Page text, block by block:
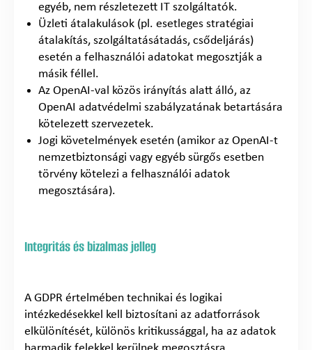
egyéb, nem részletezett IT szolgáltatók.
Üzleti átalakulások (pl. esetleges stratégiai
átalakítás, szolgáltatásátadás, csődeljárás)
esetén a felhasználói adatokat megosztják a
másik féllel.
Az OpenAI-val közös irányítás alatt álló, az
OpenAI adatvédelmi szabályzatának betartására
kötelezett szervezetek.
Jogi követelmények esetén (amikor az OpenAI-t
nemzetbiztonsági vagy egyéb sürgős esetben
törvény kötelezi a felhasználói adatok
megosztására).
Integritás és bizalmas jelleg
A GDPR értelmében technikai és logikai
intézkedésekkel kell biztosítani az adatforrások
elkülönítését, különös kritikussággal, ha az adatok